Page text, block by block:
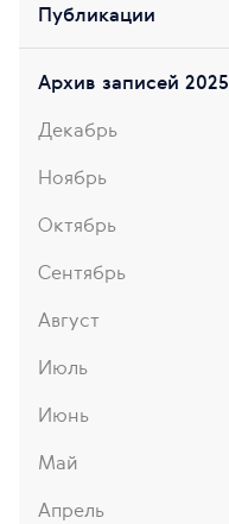
Публикации
Архив записей 2025
Декабрь
Ноябрь
Октябрь
Сентябрь
Август
Июль
Июнь
Май
Апрель